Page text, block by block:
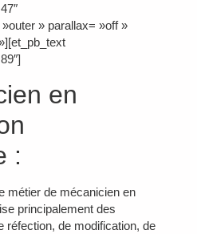
» parallax= »off »
en
:
métier de mécanicien en
principalement des
réfection, de modification, de